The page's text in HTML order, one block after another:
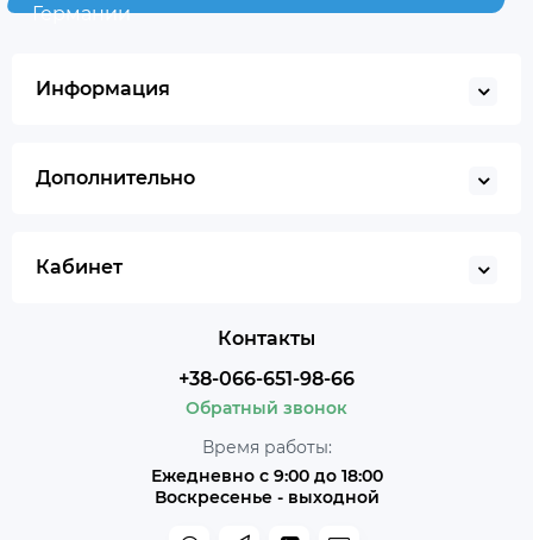
Германии
Информация
Дополнительно
Кабинет
Контакты
+38-066-651-98-66
Обратный звонок
Время работы:
Ежедневно с 9:00 до 18:00
Воскресенье - выходной